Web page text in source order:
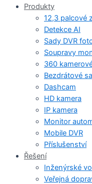
Produkty
12,3 palcové
Detekce AI
Sady DVR
Soupravy
360
Bezdrátové
Dashcam
HD kamera
IP kamera
Monitor
Mobile DVR
Příslušenství
Řešení
Inženýrské
Veřejná